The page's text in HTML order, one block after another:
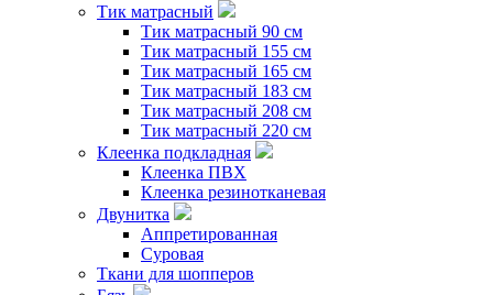
Тик матрасный
Тик матрасный 90 см
Тик матрасный 155 см
Тик матрасный 165 см
Тик матрасный 183 см
Тик матрасный 208 см
Тик матрасный 220 см
Клеенка подкладная
Клеенка ПВХ
Клеенка резинотканевая
Двунитка
Аппретированная
Суровая
Ткани для шопперов